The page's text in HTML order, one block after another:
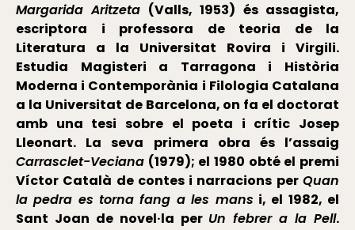
Margarida Aritzeta (Valls, 1953) és assagista,
escriptora i professora de teoria de la
Literatura a la Universitat Rovira i Virgili.
Estudia Magisteri a Tarragona i Història
Moderna i Contemporània i Filologia Catalana
a la Universitat de Barcelona, on fa el doctorat
amb una tesi sobre el poeta i crític Josep
Lleonart. La seva primera obra és l’assaig
Carrasclet-Veciana (1979); el 1980 obté el premi
Víctor Català de contes i narracions per Quan
la pedra es torna fang a les mans i, el 1982, el
Sant Joan de novel·la per Un febrer a la Pell.